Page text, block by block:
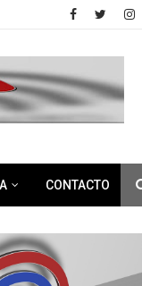
CONTACTO